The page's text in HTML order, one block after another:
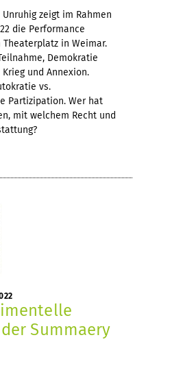
Unruhig zeigt im Rahmen
die Performance
Theaterplatz in Weimar.
Demokratie
und Annexion.
vs.
Partizipation. Wer hat
mit welchem Recht und
Summaery